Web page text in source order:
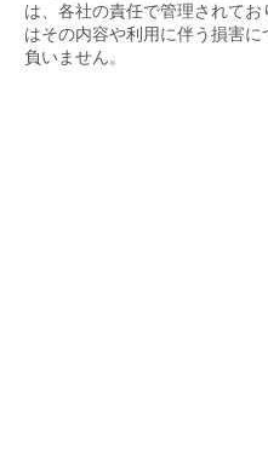
は、各社の責任で管理されてお
はその内容や利用に伴う損害に
負いません。